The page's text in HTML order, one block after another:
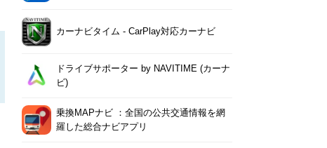
カーナビタイム - CarPlay対応カーナビ
ドライブサポーター by NAVITIME (カーナ
ビ)
乗換MAPナビ ：全国の公共交通情報を網
羅した総合ナビアプリ